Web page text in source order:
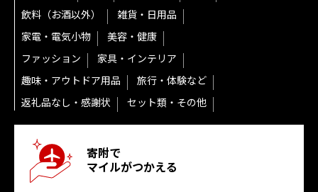
飲料（お酒以外）
雑貨・日用品
家電・電気小物
美容・健康
ファッション
家具・インテリア
趣味・アウトドア用品
旅行・体験など
返礼品なし・感謝状
セット類・その他
寄附で
マイルがつかえる